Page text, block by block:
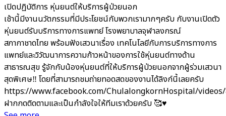
เปิดปฏิบัติการ หุ่นยนต์ให้บริการผู้ป่วยนอก
เช้านี้มีงานนวัตกรรมที่มีประโยชน์กับพวกเรามากๆครับ กับงานเปิดตัว
หุ่นยนต์รับบริการทางการแพทย์ โรงพยาบาลจุฬาลงกรณ์
สภากาชาดไทย พร้อมฟังเสวนาเรื่อง เทคโนโลยีกับการบริการทางการ
แพทย์และวิวัฒนาการความก้าวหน้าของการใช้หุ่นยนต์ทางด้าน
สาธารณสุข รู้จักกับน้องหุ่นยนต์ที่ให้บริการผู้ป่วยนอกจากผู้ร่วมเสวนา
สุดพิเศษ‼️ โดยที่สามารถชมถ่ายทอดสดของงานได้ลิงก์นี้เลยครับ
https://www.facebook.com/ChulalongkornHospital/
ฝากกดติดตามและเป็นกำลังใจให้ทีมเราด้วยครับ 🥰♥️